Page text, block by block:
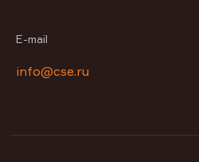
E-mail
info@cse.ru